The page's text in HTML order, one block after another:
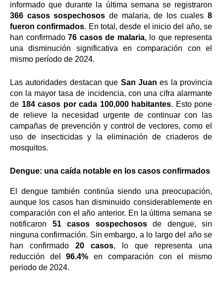
informado que durante la última semana se registraron
366 casos sospechosos de malaria, de los cuales 8
fueron confirmados. En total, desde el inicio del año, se
han confirmado 76 casos de malaria, lo que representa
una disminución significativa en comparación con el
mismo período de 2024.
Las autoridades destacan que San Juan es la provincia
con la mayor tasa de incidencia, con una cifra alarmante
de 184 casos por cada 100,000 habitantes. Esto pone
de relieve la necesidad urgente de continuar con las
campañas de prevención y control de vectores, como el
uso de insecticidas y la eliminación de criaderos de
mosquitos.
Dengue: una caída notable en los casos confirmados
El dengue también continúa siendo una preocupación,
aunque los casos han disminuido considerablemente en
comparación con el año anterior. En la última semana se
notificaron 51 casos sospechososde dengue, sin
ninguna confirmación. Sin embargo, a lo largo del año se
han confirmado 20 casos, lo que representa una
reducción del96.4% en comparación con el mismo
periodo de 2024.